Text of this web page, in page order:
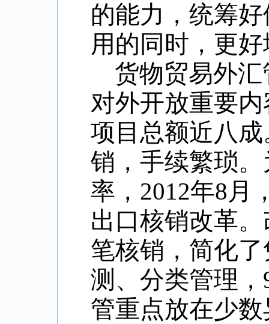
的能力，统筹
用的同时，更
货物贸易外汇
对外开放重要
项目总额近八
销，手续繁琐
率，2012年8月
出口核销改革
笔核销，简化
测、分类管理
管重点放在少